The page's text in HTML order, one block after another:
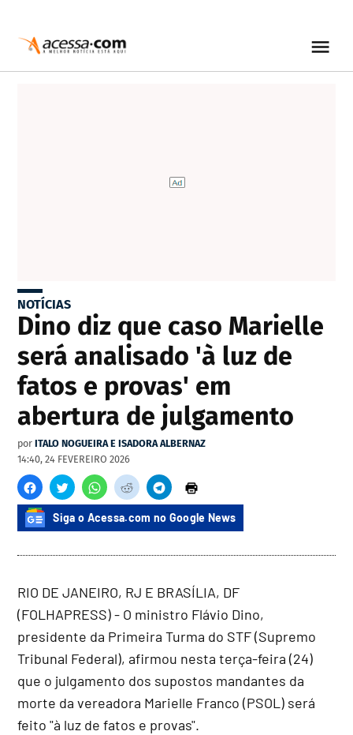
NOTÍCIAS
Dino diz que caso Marielle
será analisado 'à luz de
fatos e provas' em
abertura de julgamento
por ITALO NOGUEIRA E ISADORA ALBERNAZ
14:40, 24 FEVEREIRO 2026
Siga o Acessa.com no Google News
RIO DE JANEIRO, RJ E BRASÍLIA, DF
(FOLHAPRESS) - O ministro Flávio Dino,
presidente da Primeira Turma do STF (Supremo
Tribunal Federal), afirmou nesta terça-feira (24)
que o julgamento dos supostos mandantes da
morte da vereadora Marielle Franco (PSOL) será
feito "à luz de fatos e provas".